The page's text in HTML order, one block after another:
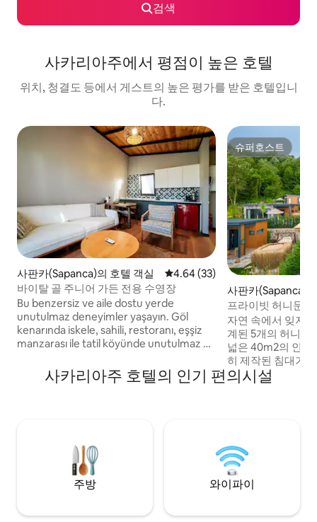
검색
사카리아주에서 평점이 높은 호텔
위치, 청결도 등에서 게스트의 높은 평가를 받은 호텔입니
다.
사판카(Sapanca)의 호텔 객실 평점 4.64점(5점 만점), 후기 33
4.64 (33)
바이탈 골 주니어 가든 전용 수영장
Bu benzersiz ve aile dostu yerde
unutulmaz deneyimler yaşayın. Göl
kenarında iskele, sahili, restoranı, eşşiz
manzarası ile tatil köyünde unutulmaz bir
kahvaltı dahildir. Diğer öğünler için
kömürünüzü ve gıdanızı yanınızda
슈퍼호스트
슈퍼호스트
사판카(Sapanca)
프라이빗 허니문
자연 속에서 잊지
계된 5개의 허니문
넓은 40m2의 인테
히 제작된 침대가
길 수 있는 전용 온
의 정원이 있는 저
사카리아주 호텔의 인기 편의시설
주방 와이파이